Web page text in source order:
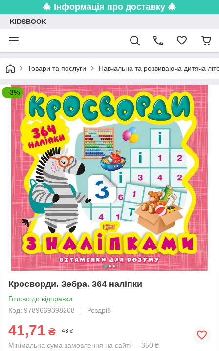
🎄 Інформація про доставку 🎄
KIDSBOOK
Товари та послуги Навчальна та розвиваюча дитяча
–3%
Кросворди. Зебра. 364 наліпки
Готово до відправки
Код: 9789669398208
Роздріб
41,71 ₴ 43 ₴
Мінімальна сума замовлення на сайті — 350 ₴